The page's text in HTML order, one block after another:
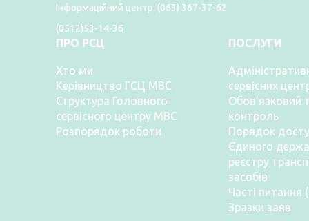
Інформаційний центр: (063) 367-37-62
(0512)53-14-36
ПРО РСЦ
Хто ми
Керівництво ГСЦ МВС
Структура Головного
сервісного центру МВС
Розпорядок роботи
ПОСЛУГИ
сервісних
Обов’язковий
контроль
Порядок
Єдиного
реєстру
засобів
Часті питання
Зразки заяв